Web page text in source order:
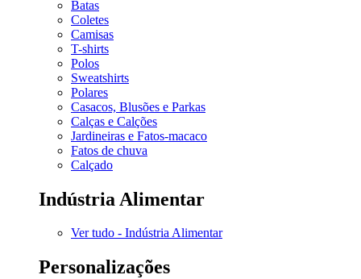
Batas
Coletes
Camisas
T-shirts
Polos
Sweatshirts
Polares
Casacos, Blusões e Parkas
Calças e Calções
Jardineiras e Fatos-macaco
Fatos de chuva
Calçado
Indústria Alimentar
Ver tudo - Indústria Alimentar
Personalizações